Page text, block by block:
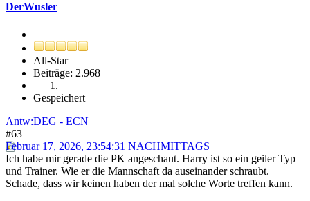
DerWusler
All-Star
Beiträge: 2.968
Gespeichert
Antw:DEG - ECN
#63
Februar 17, 2026, 23:54:31 NACHMITTAGS
Ich habe mir gerade die PK angeschaut. Harry ist so ein geiler Typ
und Trainer. Wie er die Mannschaft da auseinander schraubt.
Schade, dass wir keinen haben der mal solche Worte treffen kann.